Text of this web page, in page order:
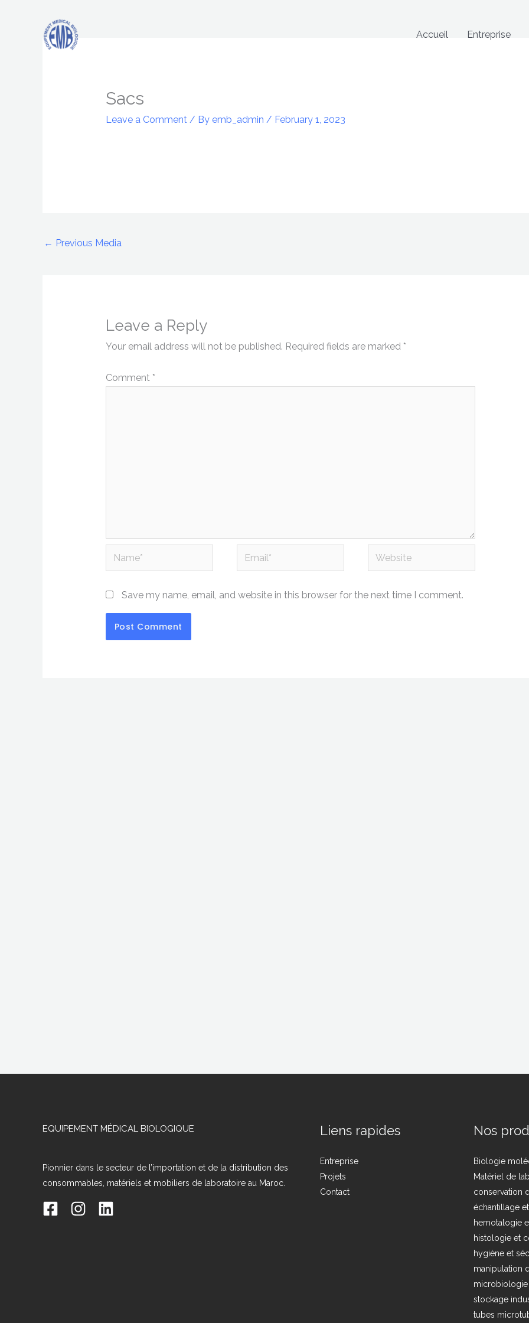
Accueil Entreprise
Sacs
Leave a Comment / By emb_admin / February 1, 2023
← Previous Media
Leave a Reply
Your email address will not be published. Required fields are marked *
Comment *
Name* Email* Website
Save my name, email, and website in this browser for the next time I comment.
EQUIPEMENT MÉDICAL BIOLOGIQUE
Pionnier dans le secteur de l’importation et de la distribution des
consommables, matériels et mobiliers de laboratoire au Maroc.
Liens rapides
Entreprise
Projets
Contact
Nos
Biologie
Matériel de
conservation
échantillage
hemotalogie
histologie et
hygiène et
manipulation
microbiologie
stockage
tubes